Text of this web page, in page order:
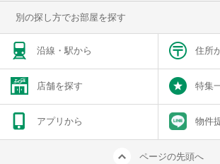
別の探し方でお部屋を探す
沿線・駅から 住所
店舗を探す 特集
アプリから 物件
ページの先頭へ